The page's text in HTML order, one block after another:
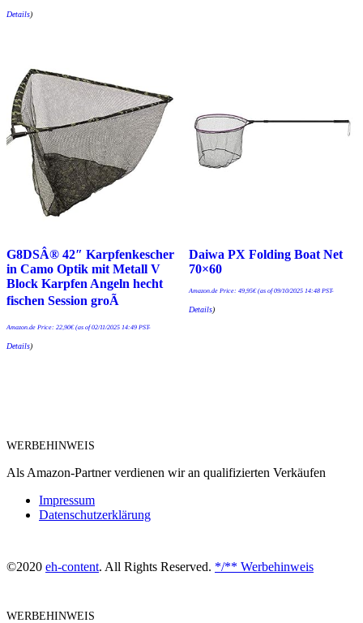
Details)
G8DSÂ® 42″ Karpfenkescher
in Camo Optik mit Metall V
Block Karpfen Angeln hecht
fischen Session groÃ
Amazon.de Price: 22,90€(as of 02/11/2025 14:49 PST-
Details)
Daiwa PX Folding Boat Net
70×60
Amazon.de Price: 49,95€(as of 09/10/2025 14:48 PST-
Details)
WERBEHINWEIS
Als Amazon-Partner verdienen wir an qualifizierten Verkäufen
Impressum
Datenschutzerklärung
©2020 eh-content. All Rights Reserved. */** Werbehinweis
WERBEHINWEIS